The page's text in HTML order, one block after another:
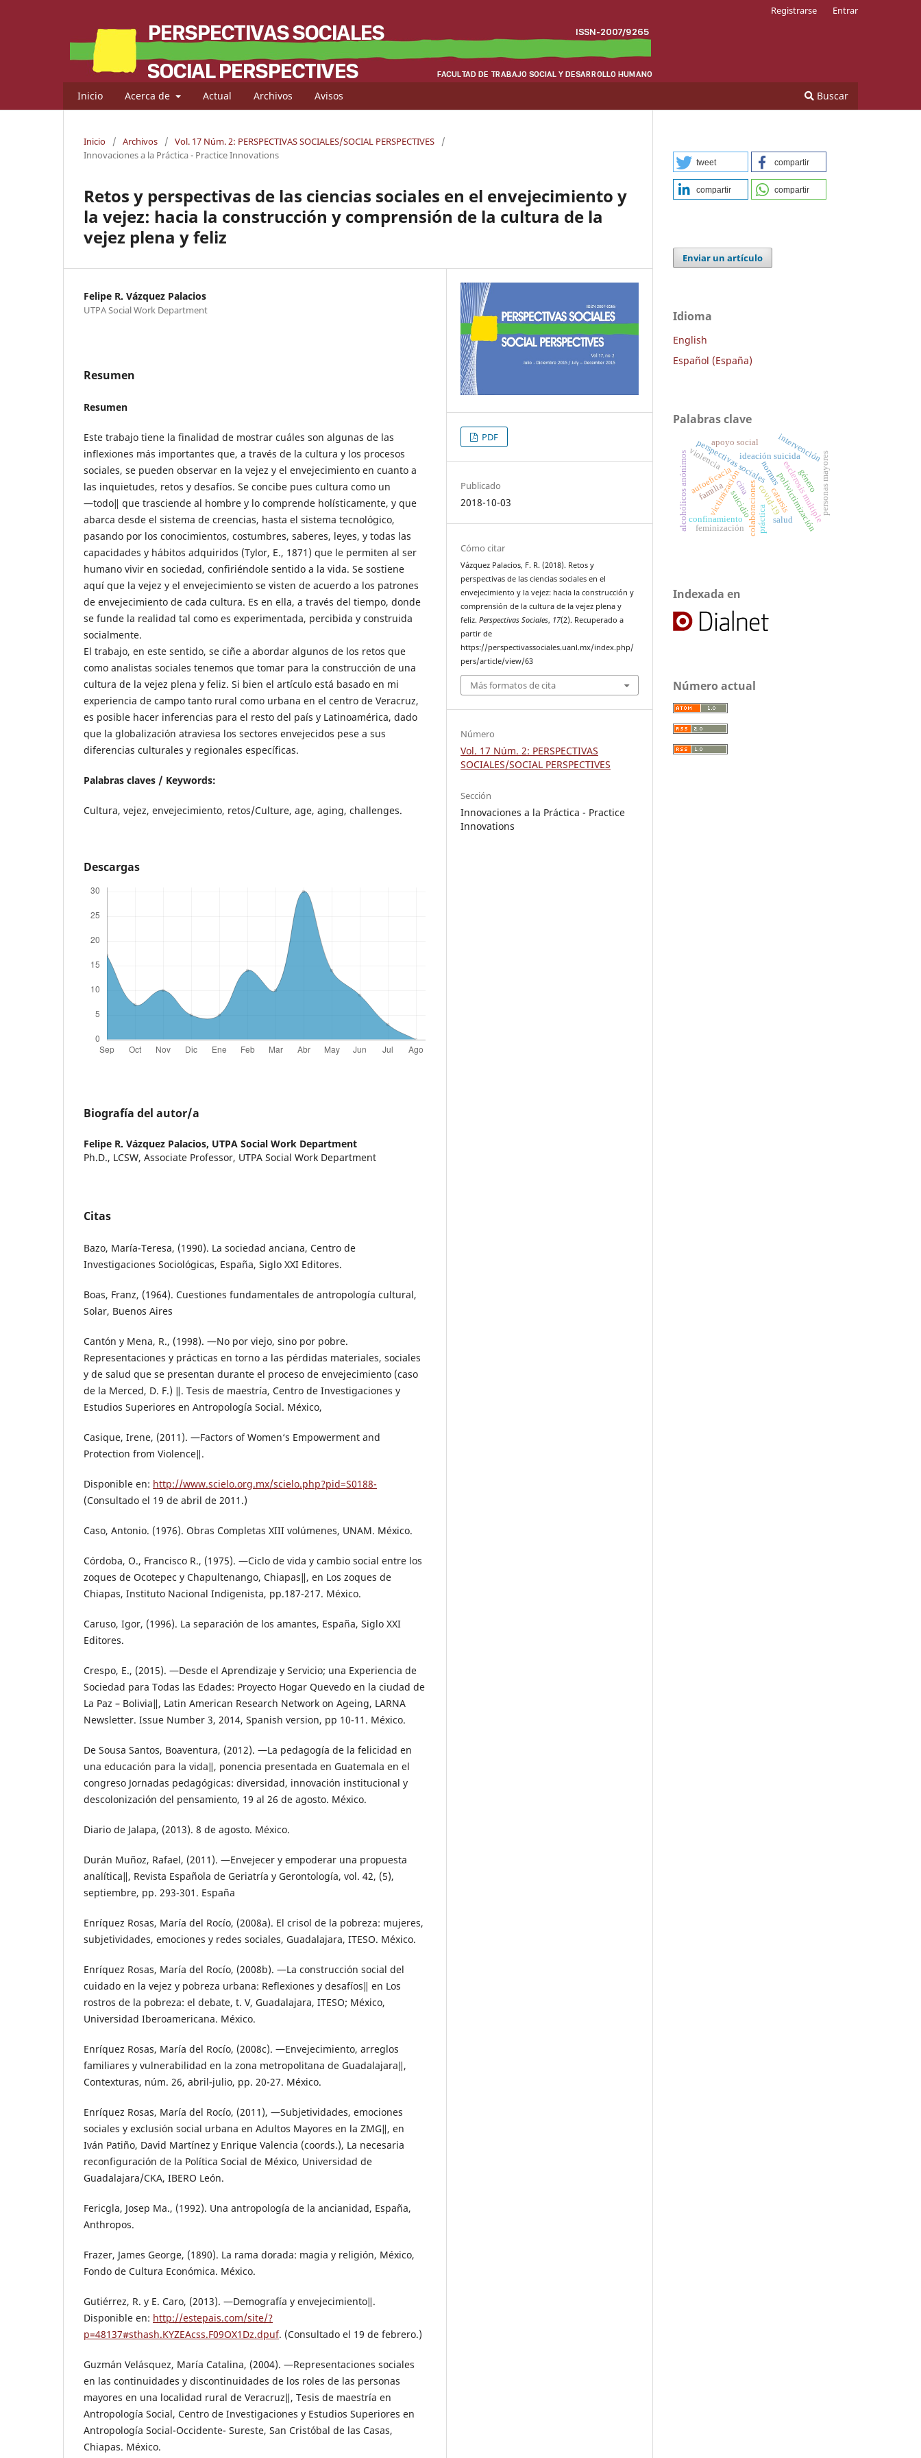
Inicio Acerca de Actual Archivos Avisos Buscar
Registrarse Entrar
Inicio / Archivos / Vol. 17 Núm. 2: PERSPECTIVAS SOCIALES/SOCIAL PERSPECTIVES
/
Innovaciones a la Práctica - Practice Innovations
Retos y perspectivas de las ciencias sociales en el envejecimiento y
la vejez: hacia la construcción y comprensión de la cultura de la
vejez plena y feliz
Felipe R. Vázquez Palacios
UTPA Social Work Department
Resumen
Resumen
Este trabajo tiene la finalidad de mostrar cuáles son algunas de las
inflexiones más importantes que, a través de la cultura y los procesos
sociales, se pueden observar en la vejez y el envejecimiento en cuanto a
las inquietudes, retos y desafíos. Se concibe pues cultura como un
―todo‖ que trasciende al hombre y lo comprende holísticamente, y que
abarca desde el sistema de creencias, hasta el sistema tecnológico,
pasando por los conocimientos, costumbres, saberes, leyes, y todas las
capacidades y hábitos adquiridos (Tylor, E., 1871) que le permiten al ser
humano vivir en sociedad, confiriéndole sentido a la vida. Se sostiene
aquí que la vejez y el envejecimiento se visten de acuerdo a los patrones
de envejecimiento de cada cultura. Es en ella, a través del tiempo, donde
se funde la realidad tal como es experimentada, percibida y construida
socialmente.
El trabajo, en este sentido, se ciñe a abordar algunos de los retos que
como analistas sociales tenemos que tomar para la construcción de una
cultura de la vejez plena y feliz. Si bien el artículo está basado en mi
experiencia de campo tanto rural como urbana en el centro de Veracruz,
es posible hacer inferencias para el resto del país y Latinoamérica, dado
que la globalización atraviesa los sectores envejecidos pese a sus
diferencias culturales y regionales específicas.
Palabras claves / Keywords:
Cultura, vejez, envejecimiento, retos/Culture, age, aging, challenges.
Descargas
Biografía del autor/a
Felipe R. Vázquez Palacios, UTPA Social Work Department
Ph.D., LCSW, Associate Professor, UTPA Social Work Department
Citas
Bazo, María-Teresa, (1990). La sociedad anciana, Centro de
Investigaciones Sociológicas, España, Siglo XXI Editores.
Boas, Franz, (1964). Cuestiones fundamentales de antropología cultural,
Solar, Buenos Aires
Cantón y Mena, R., (1998). ―No por viejo, sino por pobre.
Representaciones y prácticas en torno a las pérdidas materiales, sociales
y de salud que se presentan durante el proceso de envejecimiento (caso
de la Merced, D. F.) ‖. Tesis de maestría, Centro de Investigaciones y
Estudios Superiores en Antropología Social. México,
Casique, Irene, (2011). ―Factors of Women‘s Empowerment and
Protection from Violence‖.
Disponible en: http://www.scielo.org.mx/scielo.php?pid=S0188-
(Consultado el 19 de abril de 2011.)
Caso, Antonio. (1976). Obras Completas XIII volúmenes, UNAM. México.
Córdoba, O., Francisco R., (1975). ―Ciclo de vida y cambio social entre los
zoques de Ocotepec y Chapultenango, Chiapas‖, en Los zoques de
Chiapas, Instituto Nacional Indigenista, pp.187-217. México.
Caruso, Igor, (1996). La separación de los amantes, España, Siglo XXI
Editores.
Crespo, E., (2015). ―Desde el Aprendizaje y Servicio; una Experiencia de
Sociedad para Todas las Edades: Proyecto Hogar Quevedo en la ciudad de
La Paz – Bolivia‖, Latin American Research Network on Ageing, LARNA
Newsletter. Issue Number 3, 2014, Spanish version, pp 10-11. México.
De Sousa Santos, Boaventura, (2012). ―La pedagogía de la felicidad en
una educación para la vida‖, ponencia presentada en Guatemala en el
congreso Jornadas pedagógicas: diversidad, innovación institucional y
descolonización del pensamiento, 19 al 26 de agosto. México.
Diario de Jalapa, (2013). 8 de agosto. México.
Durán Muñoz, Rafael, (2011). ―Envejecer y empoderar una propuesta
analítica‖, Revista Española de Geriatría y Gerontología, vol. 42, (5),
septiembre, pp. 293-301. España
Enríquez Rosas, María del Rocío, (2008a). El crisol de la pobreza: mujeres,
subjetividades, emociones y redes sociales, Guadalajara, ITESO. México.
Enríquez Rosas, María del Rocío, (2008b). ―La construcción social del
cuidado en la vejez y pobreza urbana: Reflexiones y desafíos‖ en Los
rostros de la pobreza: el debate, t. V, Guadalajara, ITESO; México,
Universidad Iberoamericana. México.
Enríquez Rosas, María del Rocío, (2008c). ―Envejecimiento, arreglos
familiares y vulnerabilidad en la zona metropolitana de Guadalajara‖,
Contexturas, núm. 26, abril-julio, pp. 20-27. México.
Enríquez Rosas, María del Rocío, (2011), ―Subjetividades, emociones
sociales y exclusión social urbana en Adultos Mayores en la ZMG‖, en
Iván Patiño, David Martínez y Enrique Valencia (coords.), La necesaria
reconfiguración de la Política Social de México, Universidad de
Guadalajara/CKA, IBERO León.
Fericgla, Josep Ma., (1992). Una antropología de la ancianidad, España,
Anthropos.
Frazer, James George, (1890). La rama dorada: magia y religión, México,
Fondo de Cultura Económica. México.
Gutiérrez, R. y E. Caro, (2013). ―Demografía y envejecimiento‖.
Disponible en: http://estepais.com/site/?
p=48137#sthash.KYZEAcss.F09OX1Dz.dpuf. (Consultado el 19 de febrero.)
Guzmán Velásquez, María Catalina, (2004). ―Representaciones sociales
en las continuidades y discontinuidades de los roles de las personas
mayores en una localidad rural de Veracruz‖, Tesis de maestría en
Antropología Social, Centro de Investigaciones y Estudios Superiores en
Antropología Social-Occidente- Sureste, San Cristóbal de las Casas,
Chiapas. México.
PDF
Publicado
2018-10-03
Cómo citar
Vázquez Palacios, F. R. (2018). Retos y
perspectivas de las ciencias sociales en el
envejecimiento y la vejez: hacia la construcción y
comprensión de la cultura de la vejez plena y
feliz.Perspectivas Sociales, 17(2). Recuperado a
partir de
https://perspectivassociales.uanl.mx/index.php/
pers/article/view/63
Más formatos de cita
Número
Vol. 17 Núm. 2: PERSPECTIVAS
SOCIALES/SOCIAL PERSPECTIVES
Sección
Innovaciones a la Práctica - Practice
Innovations
tweet compartir
compartir compartir
Enviar un artículo
Idioma
English
Español (España)
Palabras clave
normas
colaboraciones
perspectivas sociales
victimización polivictimización
suicidio covid-19
confinamiento
ideación suicida
autoeficacia esclerosis multiple
apoyo social
catarsis
alcohólicos anónimos personas mayores
familia
violencia intervención
práctica salud
género
feminización
cina
Indexada en
Número actual